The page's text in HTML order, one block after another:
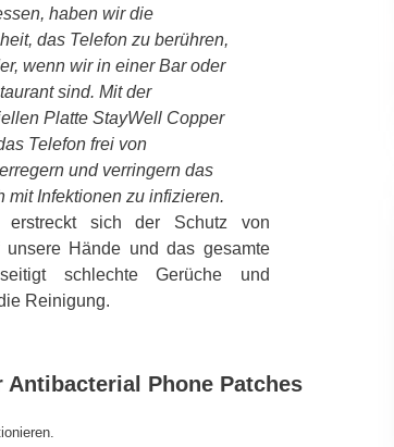
haben wir die
das Telefon zu berühren,
wenn wir in einer Bar oder
sind. Mit der
Platte StayWell Copper
Telefon frei von
und verringern das
mit Infektionen zu infizieren.
erstreckt sich der Schutz von
unsere Hände und das gesamte
schlechte Gerüche und
Reinigung.
Phone Patches